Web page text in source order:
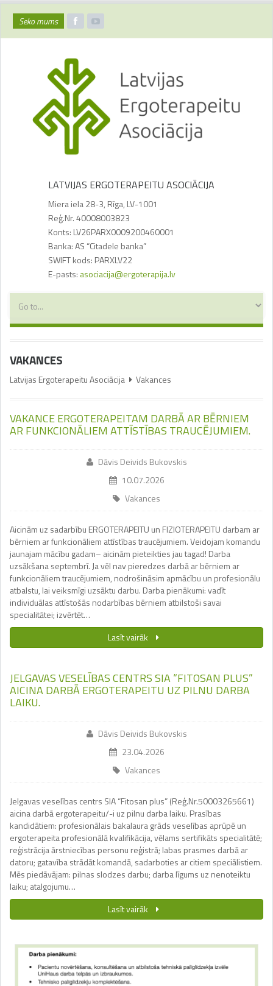
Seko mums
LATVIJAS ERGOTERAPEITU ASOCIĀCIJA
Miera iela 28-3, Rīga, LV-1001
Reģ.Nr. 40008003823
Konts: LV26PARX0009200460001
Banka: AS “Citadele banka”
SWIFT kods: PARXLV22
E-pasts: asociacija@ergoterapija.lv
VAKANCES
Latvijas Ergoterapeitu Asociācija Vakances
VAKANCE ERGOTERAPEITAM DARBĀ AR BĒRNIEM
AR FUNKCIONĀLIEM ATTĪSTĪBAS TRAUCĒJUMIEM.
Dāvis Deivids Bukovskis
10.07.2026
Vakances
Aicinām uz sadarbību ERGOTERAPEITU un FIZIOTERAPEITU darbam ar
bērniem ar funkcionāliem attīstības traucējumiem. Veidojam komandu
jaunajam mācību gadam– aicinām pieteikties jau tagad! Darba
uzsākšana septembrī. Ja vēl nav pieredzes darbā ar bērniem ar
funkcionāliem traucējumiem, nodrošināsim apmācību un profesionālu
atbalstu, lai veiksmīgi uzsāktu darbu. Darba pienākumi: vadīt
individuālas attīstošās nodarbības bērniem atbilstoši savai
specialitātei; izvērtēt…
Lasīt vairāk
JELGAVAS VESELĪBAS CENTRS SIA “FITOSAN PLUS”
AICINA DARBĀ ERGOTERAPEITU UZ PILNU DARBA
LAIKU.
Dāvis Deivids Bukovskis
23.04.2026
Vakances
Jelgavas veselības centrs SIA “Fitosan plus” (Reģ.Nr.50003265661)
aicina darbā ergoterapeitu/-i uz pilnu darba laiku. Prasības
kandidātiem: profesionālais bakalaura grāds veselības aprūpē un
ergoterapeita profesionālā kvalifikācija, vēlams sertifikāts specialitātē;
reģistrācija ārstniecības personu reģistrā; labas prasmes darbā ar
datoru; gatavība strādāt komandā, sadarboties ar citiem speciālistiem.
Mēs piedāvājam: pilnas slodzes darbu; darba līgums uz nenoteiktu
laiku; atalgojumu…
Lasīt vairāk